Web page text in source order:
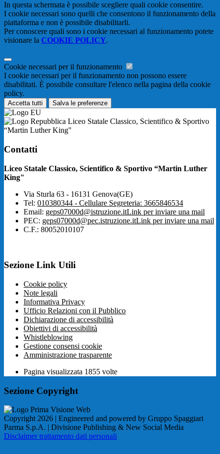
In questa schermata è possibile scegliere quali cookie consentire.
I cookie necessari sono quelli che consentono il funzionamento della
piattaforma e non è possibile disabilitarli.
Per conoscere quali sono i cookie necessari al funzionamento potete
visionare la COOKIE POLICY.
Cookie necessari per il funzionamento
I cookie necessari per il funzionamento non possono essere
disabilitati. È possibile consultare l'elenco nella pagina della cookie
policy.
Accetta tutti Salva le preferenze
Liceo Statale Classico, Scientifico & Sportivo
“Martin Luther King"
Contatti
Liceo Statale Classico, Scientifico & Sportivo “Martin Luther
King"
Via Sturla 63 - 16131 Genova(GE)
Tel: 010380344 - Cellulare Segreteria: 3665846534
Email: geps07000d@istruzione.itLink per inviare una mail
PEC: geps07000d@pec.istruzione.itLink per inviare una mail
C.F.: 80052010107
Sezione Link Utili
Cookie policy
Note legali
Informativa Privacy
Ufficio Relazioni con il Pubblico
Dichiarazione di accessibilità
Obiettivi di accessibilità
Whistleblowing
Gestione consensi cookie
Amministrazione trasparente
Pagina visualizzata 1855 volte
Sezione Copyright
Copyright 2026 | Engineered and powered by Gruppo Spaggiari
Parma S.p.A. | Divisione Publishing & New Social Media
Disclaimer trattamento dati personali